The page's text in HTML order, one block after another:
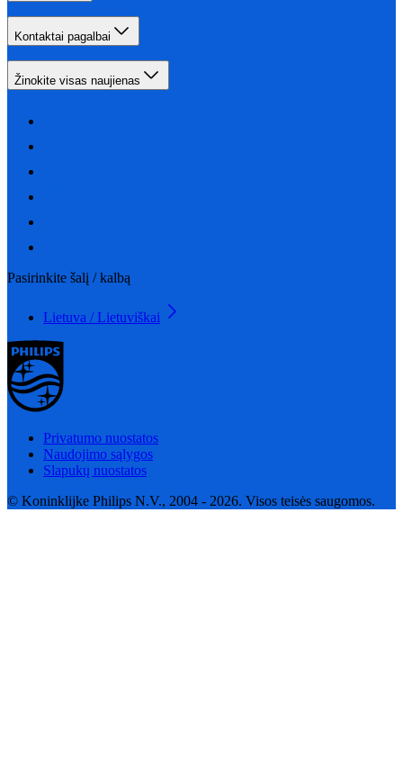
Kontaktai pagalbai
Žinokite visas naujienas
Pasirinkite šalį / kalbą
Lietuva / Lietuviškai
Privatumo nuostatos
Naudojimo sąlygos
Slapukų nuostatos
© Koninklijke Philips N.V., 2004 - 2026. Visos teisės saugomos.